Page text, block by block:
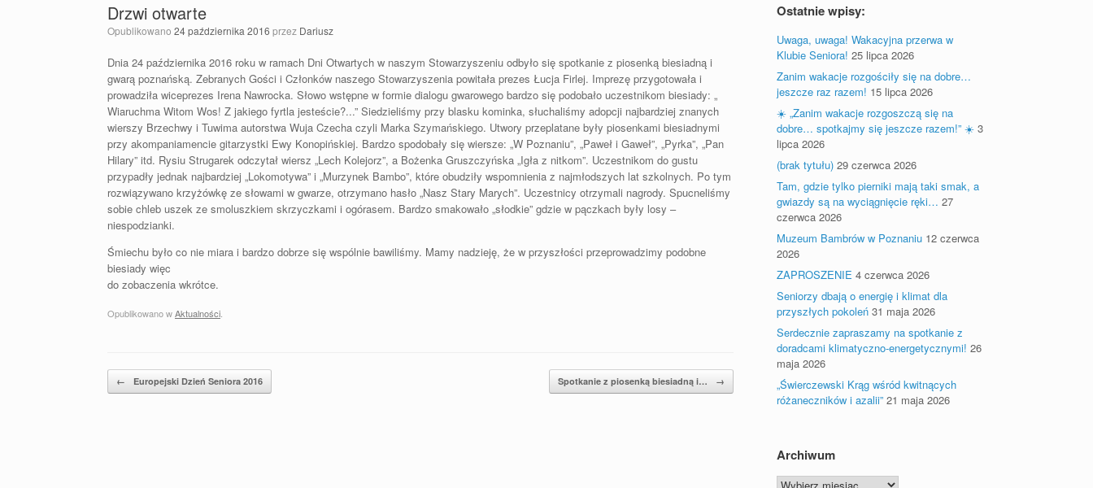
Drzwi otwarte
Opublikowano 24 października 2016 przez Dariusz
Dnia 24 października 2016 roku w ramach Dni Otwartych w naszym Stowarzyszeniu odbyło się spotkanie z piosenką biesiadną i
gwarą poznańską. Zebranych Gości i Członków naszego Stowarzyszenia powitała prezes Łucja Firlej. Imprezę przygotowała i
prowadziła wiceprezes Irena Nawrocka. Słowo wstępne w formie dialogu gwarowego bardzo się podobało uczestnikom biesiady: „
Wiaruchma Witom Wos! Z jakiego fyrtla jesteście?...” Siedzieliśmy przy blasku kominka, słuchaliśmy adopcji najbardziej znanych
wierszy Brzechwy i Tuwima autorstwa Wuja Czecha czyli Marka Szymańskiego. Utwory przeplatane były piosenkami biesiadnymi
przy akompaniamencie gitarzystki Ewy Konopińskiej. Bardzo spodobały się wiersze: „W Poznaniu”, „Paweł i Gaweł”, „Pyrka”, „Pan
Hilary” itd. Rysiu Strugarek odczytał wiersz „Lech Kolejorz”, a Bożenka Gruszczyńska „Igła z nitkom”. Uczestnikom do gustu
przypadły jednak najbardziej „Lokomotywa” i „Murzynek Bambo”, które obudziły wspomnienia z najmłodszych lat szkolnych. Po tym
rozwiązywano krzyżówkę ze słowami w gwarze, otrzymano hasło „Nasz Stary Marych”. Uczestnicy otrzymali nagrody. Spucneliśmy
sobie chleb uszek ze smoluszkiem skrzyczkami i ogórasem. Bardzo smakowało „słodkie” gdzie w pączkach były losy –
niespodzianki.
Śmiechu było co nie miara i bardzo dobrze się wspólnie bawiliśmy. Mamy nadzieję, że w przyszłości przeprowadzimy podobne
biesiady więc
do zobaczenia wkrótce.
Opublikowano wAktualności
Postal nawigacja
← Europejski Dzień Seniora 2016 Spotkanie z piosenką biesiadną i… →
Ostatnie wpisy:
Uwaga, uwaga! Wakacyjna przerwa w
Klubie Seniora! 25 lipca 2026
Zanim wakacje rozgościły się na dobre…
jeszcze raz razem! 15 lipca 2026
☀️ „Zanim wakacje rozgoszczą się na
dobre… spotkajmy się jeszcze razem!” ☀️ 3
lipca 2026
(brak tytułu) 29 czerwca 2026
Tam, gdzie tylko pierniki mają taki smak, a
gwiazdy są na wyciągnięcie ręki… 27
czerwca 2026
Muzeum Bambrów w Poznaniu 12 czerwca
2026
ZAPROSZENIE 4 czerwca 2026
Seniorzy dbają o energię i klimat dla
przyszłych pokoleń 31 maja 2026
Serdecznie zapraszamy na spotkanie z
doradcami klimatyczno-energetycznymi! 26
maja 2026
„Świerczewski Krąg wśród kwitnących
różaneczników i azalii” 21 maja 2026
Archiwum
Archiwum